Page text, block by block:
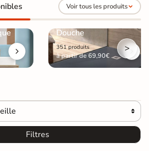
Voir tous les produits
Douche
351 produits
à partir de 69,90€
>

Filtres